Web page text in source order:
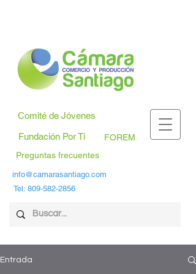
Tel: 809-582-2856
info@camarasantiago.com
FOREM
Comité de Jóvenes
Fundación Por Ti
Preguntas frecuentes
Entrada